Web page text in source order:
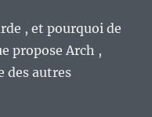
, et pourquoi de
propose Arch ,
des autres